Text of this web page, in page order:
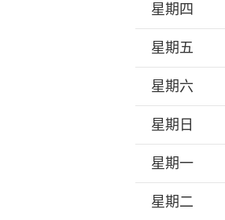
星期四
星期五
星期六
星期日
星期一
星期二